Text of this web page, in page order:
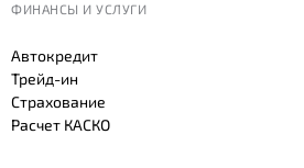
ФИНАНСЫ И УСЛУГИ
Автокредит
Трейд-ин
Страхование
Расчет КАСКО